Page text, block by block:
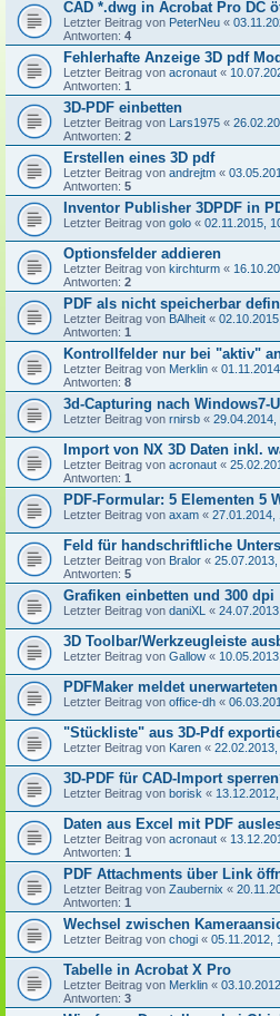
CAD *.dwg in Acrobat Pro DC
Letzter Beitrag von PeterNeu «
Antworten: 4
Fehlerhafte Anzeige 3D pdf
Letzter Beitrag von acronaut «
Antworten: 1
3D-PDF einbetten
Letzter Beitrag von Lars1975 «
Antworten: 2
Erstellen eines 3D pdf
Letzter Beitrag von andrejtm «
Antworten: 5
Inventor Publisher 3DPDF in
Letzter Beitrag von golo « 02.11.2015,
Optionsfelder addieren
Letzter Beitrag von kirchturm «
Antworten: 2
PDF als nicht speicherbar
Letzter Beitrag von BAlheit «
Antworten: 1
Kontrollfelder nur bei "aktiv"
Letzter Beitrag von Merklin «
Antworten: 8
3d-Capturing nach Windows7-
Letzter Beitrag von rnirsb « 29.04.2014,
Import von NX 3D Daten inkl.
Letzter Beitrag von acronaut «
Antworten: 1
PDF-Formular: 5 Elementen 5
Letzter Beitrag von axam « 27.01.2014,
Feld für handschriftliche
Letzter Beitrag von Bralor «
Antworten: 5
Grafiken einbetten und 300 dpi
Letzter Beitrag von daniXL «
3D Toolbar/Werkzeugleiste
Letzter Beitrag von Gallow «
PDFMaker meldet
Letzter Beitrag von office-dh «
"Stückliste" aus 3D-Pdf
Letzter Beitrag von Karen «
3D-PDF für CAD-Import
Letzter Beitrag von borisk «
Daten aus Excel mit PDF
Letzter Beitrag von acronaut «
Antworten: 1
PDF Attachments über Link
Letzter Beitrag von Zaubernix «
Antworten: 1
Wechsel zwischen
Letzter Beitrag von chogi « 05.11.2012,
Tabelle in Acrobat X Pro
Letzter Beitrag von Merklin «
Antworten: 3